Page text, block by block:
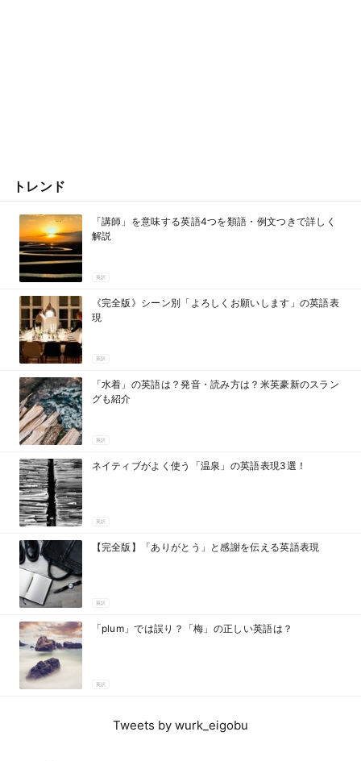
トレンド
「講師」を意味する英語4つを類語・例文つきで詳しく
解説
英訳
《完全版》シーン別「よろしくお願いします」の英語表
現
英訳
「水着」の英語は？発音・読み方は？米英豪新のスラン
グも紹介
英訳
ネイティブがよく使う「温泉」の英語表現3選！
英訳
【完全版】「ありがとう」と感謝を伝える英語表現
英訳
「plum」では誤り？「梅」の正しい英語は？
英訳
Tweets by wurk_eigobu